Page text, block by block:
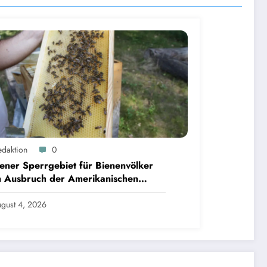
0
Sperrgebiet für Bienenvölker
Ausbruch der Amerikanischen
aufgehoben
4, 2026